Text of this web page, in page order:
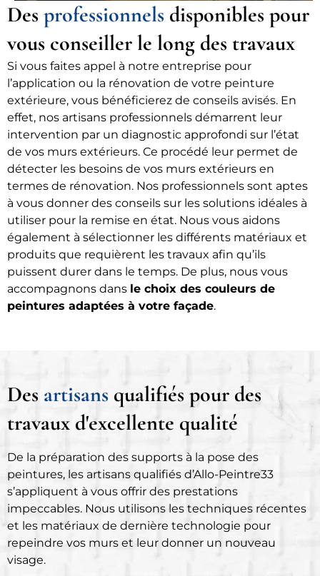
Des professionnels disponibles pour
vous conseiller le long des travaux
Si vous faites appel à notre entreprise pour
l’application ou la rénovation de votre peinture
extérieure, vous bénéficierez de conseils avisés. En
effet, nos artisans professionnels démarrent leur
intervention par un diagnostic approfondi sur l’état
de vos murs extérieurs. Ce procédé leur permet de
détecter les besoins de vos murs extérieurs en
termes de rénovation. Nos professionnels sont aptes
à vous donner des conseils sur les solutions idéales à
utiliser pour la remise en état. Nous vous aidons
également à sélectionner les différents matériaux et
produits que requièrent les travaux afin qu’ils
puissent durer dans le temps. De plus, nous vous
accompagnons dans le choix des couleurs de
peintures adaptées à votre façade.
Des artisans qualifiés pour des
travaux d'excellente qualité
De la préparation des supports à la pose des
peintures, les artisans qualifiés d’Allo-Peintre33
s’appliquent à vous offrir des prestations
impeccables. Nous utilisons les techniques récentes
et les matériaux de dernière technologie pour
repeindre vos murs et leur donner un nouveau
visage.